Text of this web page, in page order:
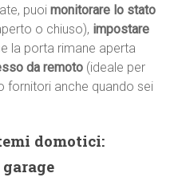
puoimonitorare lo stato
o chiuso), impostare
la porta rimane aperta
da remoto (ideale per
fornitori anche quando sei
domotici: